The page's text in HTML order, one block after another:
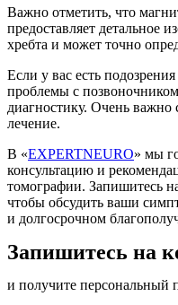
Важно отметить, что
предоставляет детальное
хребта и может точно
Если у вас есть
проблемы с
диагностику. Очень важно
лечение.
В «EXPERTNEURO» мы
консультацию и
томографии. Запишитесь
чтобы обсудить ваши
и долгосрочном
Запишитесь на
и получите персональный